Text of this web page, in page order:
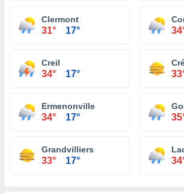
Clermont
31° 17°
Creil
34° 17°
Ermenonville
34° 17°
Grandvilliers
33° 17°